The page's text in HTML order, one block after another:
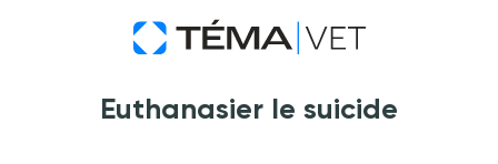
Euthanasier le suicide